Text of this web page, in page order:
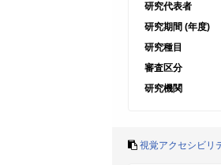
研究代表者
研究期間 (年度)
研究種目
審査区分
研究機関
視覚アクセシビリ